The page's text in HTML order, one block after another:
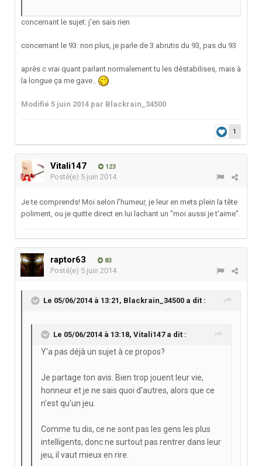
concernant le sujet: j'en sais rien
concernant le 93: non plus, je parle de 3 abrutis du 93, pas du 93
après c vrai quant parlant normalement tu les déstabilises, mais à
la longue ça me gave..
Modifié 5 juin 2014 par Blackrain_34500
1
Vitali147 123
Posté(e) 5 juin 2014
Je te comprends! Moi selon l'humeur, je leur en mets plein la tête
poliment, ou je quitte direct en lui lachant un "moi aussi je t'aime".
raptor63 83
Posté(e) 5 juin 2014
Le 05/06/2014 à 13:21, Blackrain_34500 a dit :
Le 05/06/2014 à 13:18, Vitali147 a dit :
Y'a pas déjà un sujet à ce propos?
Je partage ton avis. Bien trop jouent leur vie,
honneur et je ne sais quoi d'autres, alors que ce
n'est qu'un jeu.
Comme tu dis, ce ne sont pas les gens les plus
intelligents, donc ne surtout pas rentrer dans leur
jeu, il vaut mieux en rire.